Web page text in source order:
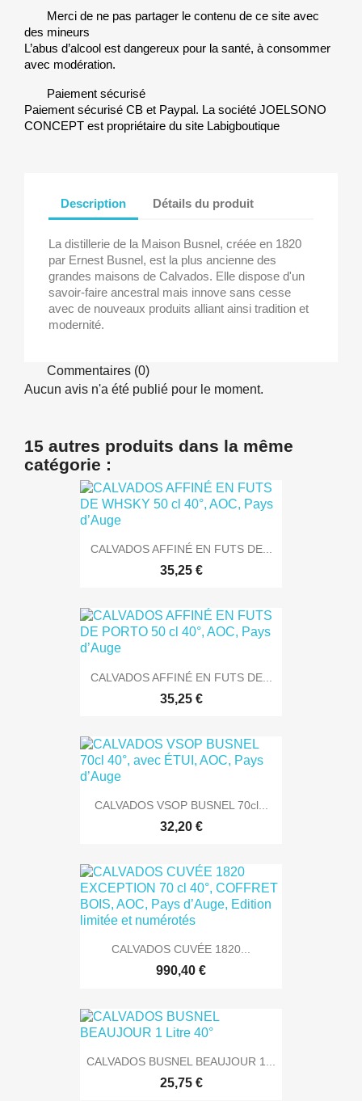
Merci de ne pas partager le contenu de ce site avec
des mineurs
L’abus d’alcool est dangereux pour la santé, à consommer
avec modération.
Paiement sécurisé
Paiement sécurisé CB et Paypal. La société JOELSONO
CONCEPT est propriétaire du site Labigboutique
Description Détails du produit
La distillerie de la Maison Busnel, créée en 1820
par Ernest Busnel, est la plus ancienne des
grandes maisons de Calvados. Elle dispose d'un
savoir-faire ancestral mais innove sans cesse
avec de nouveaux produits alliant ainsi tradition et
modernité.
Commentaires (0)
Aucun avis n'a été publié pour le moment.
15 autres produits dans la même
catégorie :
CALVADOS AFFINÉ EN FUTS DE...
35,25 €
CALVADOS AFFINÉ EN FUTS DE...
35,25 €
CALVADOS VSOP BUSNEL 70cl...
32,20 €
CALVADOS CUVÉE 1820...
990,40 €
CALVADOS BUSNEL BEAUJOUR 1...
25,75 €